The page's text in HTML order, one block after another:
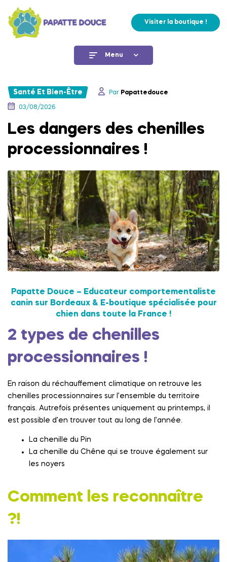
Visiter la boutique !
Menu
Santé Et Bien-Être Par Papattedouce
03/08/2026
Les dangers des chenilles
processionnaires !
Papatte Douce – Educateur comportementaliste
canin sur Bordeaux & E-boutique spécialisée pour
chien dans toute la France !
2 types de chenilles
processionnaires !
En raison du réchauffement climatique on retrouve les
chenilles processionnaires sur l’ensemble du territoire
français. Autrefois présentes uniquement au printemps, il
est possible d’en trouver tout au long de l’année.
La chenille du Pin
La chenille du Chêne qui se trouve également sur
les noyers
Comment les reconnaître
?!